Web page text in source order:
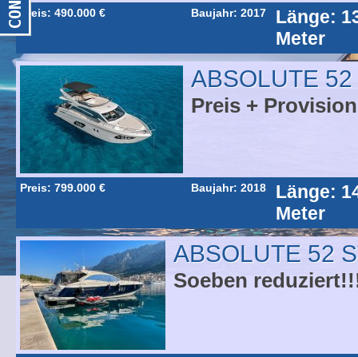
Preis: 490.000 € Baujahr: 2017
Länge:
Meter
ABSOLUTE 52
Preis +
Preis: 799.000 € Baujahr: 2018
Länge:
Meter
ABSOLUTE 52
Soeben